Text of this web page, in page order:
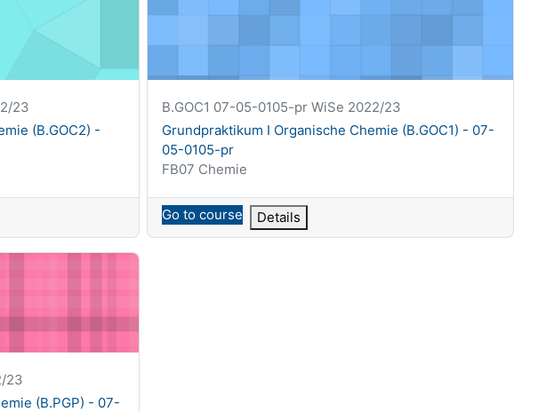
23
(B.GOC2) -
Krótka nazwa kursu
B.GOC1 07-05-0105-pr WiSe 2022/23
Nazwa kursu
Grundpraktikum I Organische Chemie (B.GOC1) - 07-
05-0105-pr
Kategoria kursu
FB07 Chemie
Go to course Details
(B.PGP) - 07-04-0004-pr
23
(B.PGP) - 07-